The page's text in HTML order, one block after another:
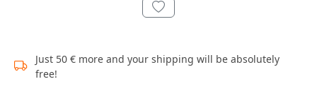
Just 50 € more and your shipping will be absolutely
free!